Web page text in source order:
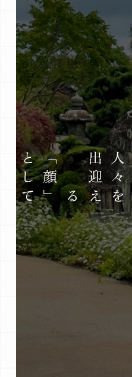
人
々
を 出
迎
える 「
顔
」
として